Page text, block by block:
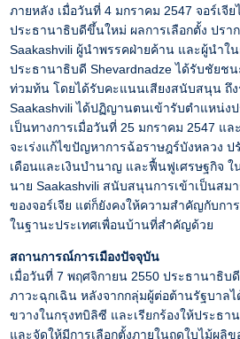
ภายหลัง เมื่อวันที่ 4 มกราคม 2547 จอร์เจีย
ประธานาธิบดีขึ้นใหม่ ผลการเลือกตั้ง ปรา
Saakashvili ผู้นำพรรคฝ่ายค้าน และผู้นำใ
ประธานาธิบดี Shevardnadze ได้รับชัยชน
ท่วมท้น โดยได้รับคะแนนเสียงสนับสนุน ถึง
Saakashvili ได้ปฏิญานตนเข้ารับตำแหน่ง
เป็นทางการเมื่อวันที่ 25 มกราคม 2547 แ
จะเร่งแก้ไขปัญหาการฉ้อราษฎร์บังหลวง ป
เดือนและเงินบำนาญ และฟื้นฟูเศรษฐกิจ ใ
นาย Saakashvili สนับสนุนการเข้าเป็นส
ของจอร์เจีย แต่ก็ยังคงให้ความสำคัญกับก
ในฐานะประเทศเพื่อนบ้านที่สำคัญด้วย
สถานการณ์การเมืองปัจจุบัน
เมื่อวันที่ 7 พฤศจิกายน 2550 ประธานาธิบ
ภาวะฉุกเฉิน หลังจากกลุ่มผู้ต่อต้านรัฐบาลไ
ขวางในกรุงทบิลิซี และเรียกร้องให้ประธา
และจัดให้มีการเลือกตั้งภายในฤดูใบไม้ผลิ